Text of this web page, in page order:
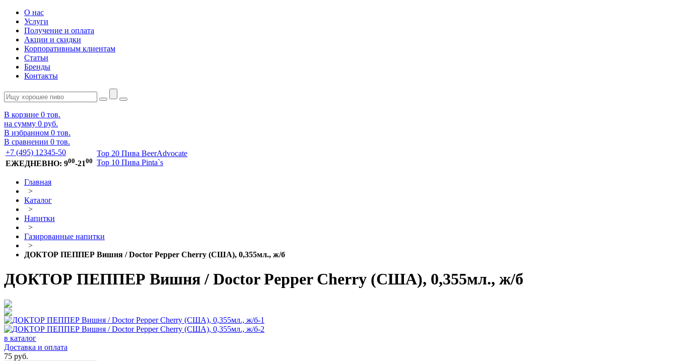
О нас
Услуги
Получение и оплата
Акции и скидки
Корпоративным клиентам
Статьи
Бренды
Контакты
В корзине 0 тов.
на сумму 0 руб.
В избранном 0 тов.
В сравнении 0 тов.
+7 (495) 12345-50
ЕЖЕДНЕВНО: 900-2100
Top 20 Пива BeerAdvocate
Top 10 Пива Pinta`s
Главная
>
Каталог
>
Напитки
>
Газированные напитки
>
ДОКТОР ПЕППЕР Вишня / Doctor Pepper Cherry (США), 0,355мл., ж/б
ДОКТОР ПЕППЕР Вишня / Doctor Pepper Cherry (США), 0,355мл., ж/б
в каталог
Доставка и оплата
75 руб.